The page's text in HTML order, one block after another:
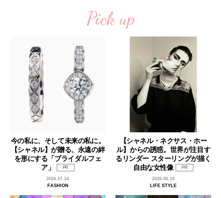
Pick up
今の私に、そして未来の私に。
【シャネル】が贈る、永遠の絆
を形にする「ブライダルフェ
ア」
PR
2026.07.24
FASHION
【シャネル・ネクサス・ホー
ル】からの誘惑。世界が注目す
るリンダー スターリングが描く
自由な女性像
PR
2026.06.18
LIFE STYLE